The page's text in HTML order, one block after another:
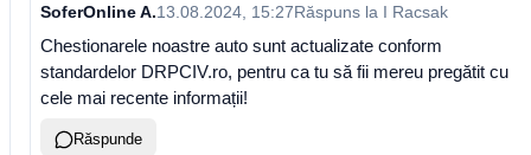
SoferOnline A.13.08.2024, 15:27Răspuns la I Racsak
Chestionarele noastre auto sunt actualizate conform
standardelor DRPCIV.ro, pentru ca tu să fii mereu pregătit cu
cele mai recente informații!
Răspunde